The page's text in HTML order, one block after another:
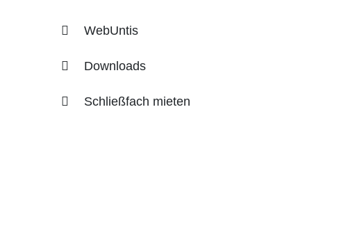
WebUntis
Downloads
Schließfach mieten